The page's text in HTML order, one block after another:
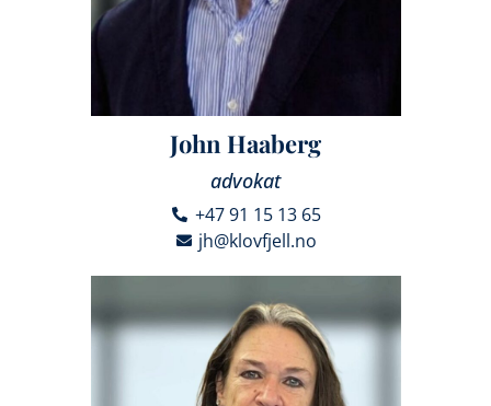
John Haaberg
advokat
+47 91 15 13 65
jh@klovfjell.no